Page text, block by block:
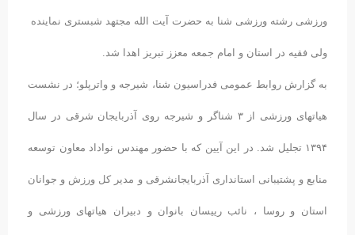
ورزشی رشته ورزشی شنا به حضرت آیت الله مجتهد شبستری نماینده
ولی فقیه در استان و امام جمعه معزز تبریز اهدا شد.
به گزارش روابط عمومی فدراسیون شنا، شیرجه و واترپلو؛ در نشست
هیاتهای ورزشی از ۳ شناگر و شیرجه روی آذربایجان شرقی در سال
۱۳۹۴ تجلیل شد. در این آیین که با حضور مهندس نواداد معاون توسعه
منابع و پشتیبانی استانداری آذربایجانشرقی و مدیر کل ورزش و جوانان
استان و روسا ، نائب رییسان بانوان و دبیران هیاتهای ورزشی و